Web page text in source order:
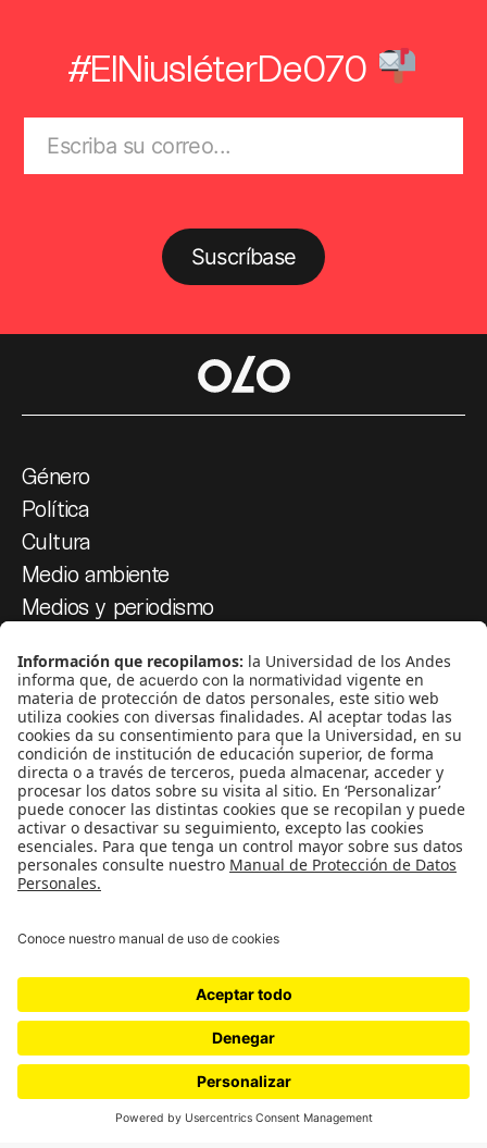
#ElNiusléterDe070
Suscríbase
Género
Política
Cultura
Medio ambiente
Medios y periodismo
Movilización social
¿Quiénes somos?
Podcasts
Ediciones especiales
Proyectos 070
SÍGUENOS
¿Quieres escribir en 070?
CONTÁCTANOS